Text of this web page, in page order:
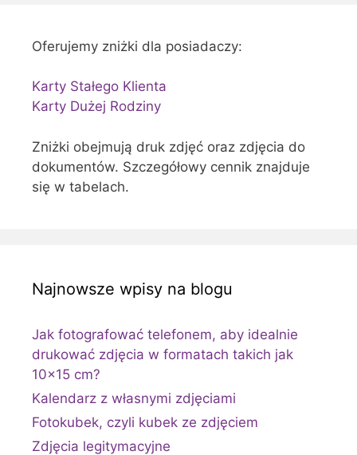
Oferujemy zniżki dla posiadaczy:
Karty Stałego Klienta
Karty Dużej Rodziny
Zniżki obejmują druk zdjęć oraz zdjęcia do
dokumentów. Szczegółowy cennik znajduje
się w tabelach.
Najnowsze wpisy na blogu
Jak fotografować telefonem, aby idealnie
drukować zdjęcia w formatach takich jak
10×15 cm?
Kalendarz z własnymi zdjęciami
Fotokubek, czyli kubek ze zdjęciem
Zdjęcia legitymacyjne